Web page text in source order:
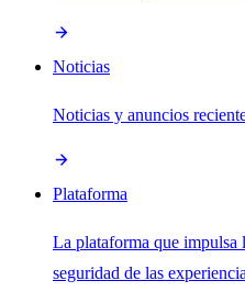
Noticias
Noticias y anuncios
Plataforma
La plataforma que impulsa
seguridad de las